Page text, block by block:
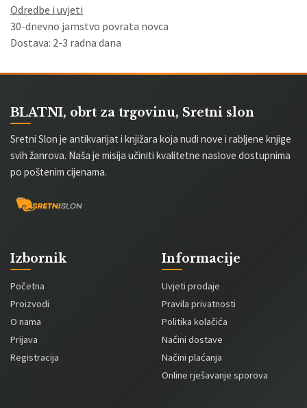
Odredbe i uvjeti
30-dnevno jamstvo povrata novca
Dostava: 2-3 radna dana
BLATNI, obrt za trgovinu, Sretni slon
Sretni Slon je antikvarijat i knjižara koja nudi nove i rabljene knjige
svih žanrova. Naša je misija učiniti kvalitetne naslove dostupnima
po poštenim cijenama.
Izbornik
Početna
Proizvodi
O nama
Prijava
Registracija
Informacije
Uvjeti prodaje
Pravila privatnosti
Politika kolačića
Načini dostave
Načini plaćanja
Online rješavanje sporova